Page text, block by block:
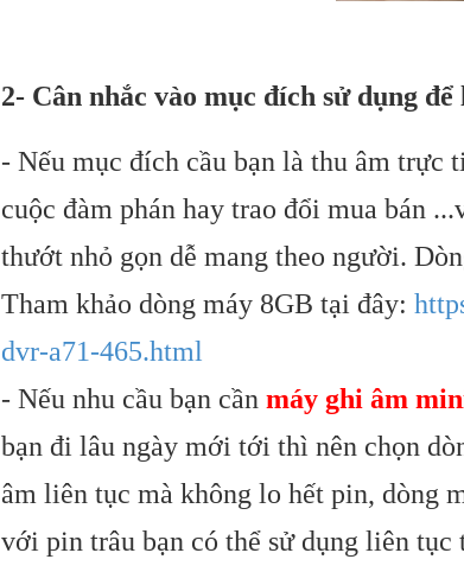
Máy ghi âm
2- Cân nhắc vào mục đích sử dụng để
- Nếu mục đích cầu bạn là thu âm trực
cuộc đàm phán hay trao đổi mua bán
thướt nhỏ gọn dễ mang theo người.
Tham khảo dòng máy 8GB tại đây:
dvr-a71-465.html
- Nếu nhu cầu bạn cần máy ghi âm
bạn đi lâu ngày mới tới thì nên chọn
âm liên tục mà không lo hết pin, dòng
với pin trâu bạn có thể sử dụng liên